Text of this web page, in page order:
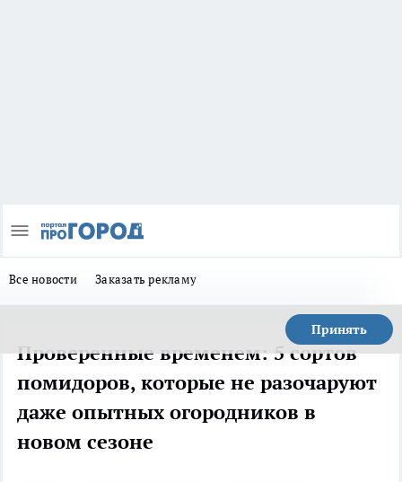
Все новости Заказать рекламу
Принять
Проверенные временем: 5 сортов
помидоров, которые не разочаруют
даже опытных огородников в
новом сезоне